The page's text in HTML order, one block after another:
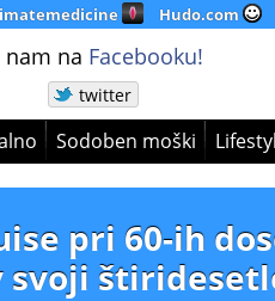
Hudo.com
nam na Facebooku!
twitter
Sodoben moški
pri 60-ih
svoji